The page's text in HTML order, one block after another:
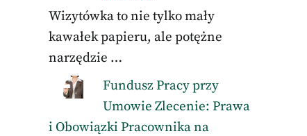
Wizytówka to nie tylko mały
kawałek papieru, ale potężne
narzędzie …
Fundusz Pracy przy
Umowie Zlecenie: Prawa
i Obowiązki Pracownika na